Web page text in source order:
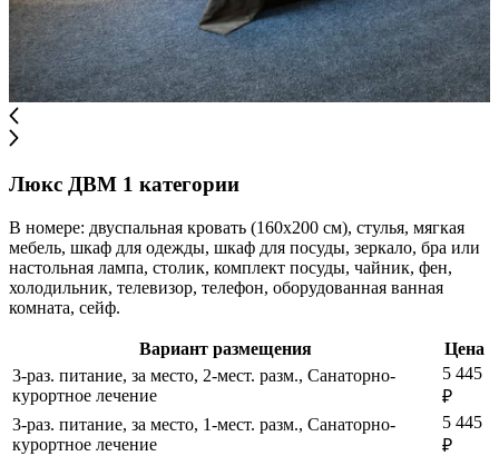
Люкс ДВМ 1 категории
В номере: двуспальная кровать (160х200 см), стулья, мягкая
мебель, шкаф для одежды, шкаф для посуды, зеркало, бра или
настольная лампа, столик, комплект посуды, чайник, фен,
холодильник, телевизор, телефон, оборудованная ванная
комната, сейф.
Вариант размещения
Цена
3-раз. питание, за место, 2-мест. разм., Санаторно-
курортное лечение
5 445
₽
3-раз. питание, за место, 1-мест. разм., Санаторно-
курортное лечение
5 445
₽